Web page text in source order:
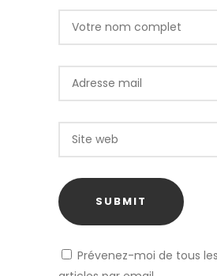
Prévenez-moi de tous